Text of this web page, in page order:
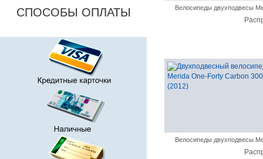
СПОСОБЫ ОПЛАТЫ Велосипеды двухподвесы
Велосипеды двухподвесы